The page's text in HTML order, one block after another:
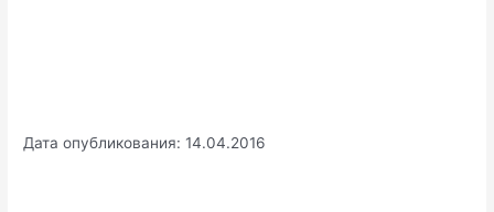
Дата опубликования: 14.04.2016